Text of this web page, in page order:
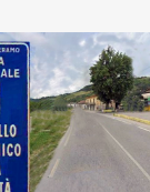
Nati nel 2007 e
definitivo alla
della
successo la
celebre gruppo.
dei